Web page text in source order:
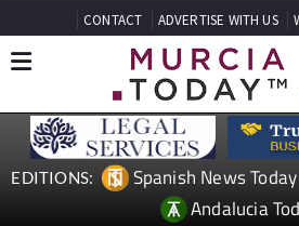
CONTACT ADVERTISE WITH US
EDITIONS: Spanish News Today
Andalucia